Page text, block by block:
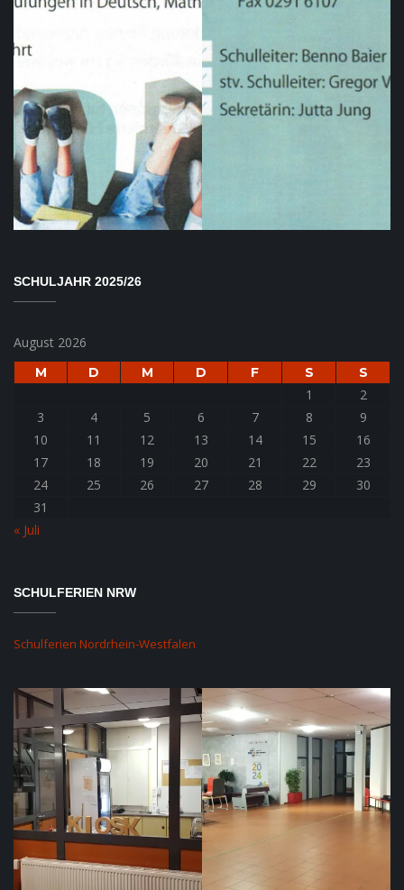
SCHULJAHR 2025/26
August 2026
M D M D F S S
1
2
3
4 5 6 7 8
9
10
11 12 13 14 15
16
17
18 19 20 21 22
23
24
25 26 27 28 29
30
31
« Juli
SCHULFERIEN NRW
Schulferien Nordrhein-Westfalen